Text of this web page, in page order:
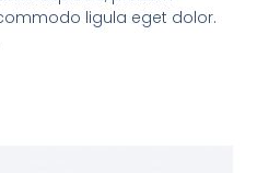
ligula eget dolor.